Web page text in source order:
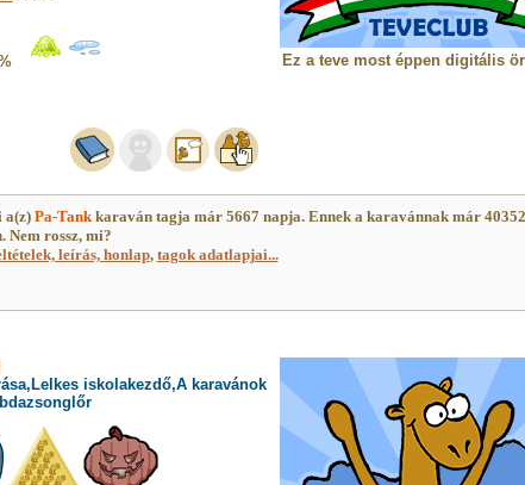
Ez a teve most éppen digitális
a(z) Pa-Tankkaraván tagja már 5667 napja. Ennek a karavánnak már
Nem rossz, mi?
leírás, honlap, tagok adatlapjai...
iskolakezdő,A karavánok